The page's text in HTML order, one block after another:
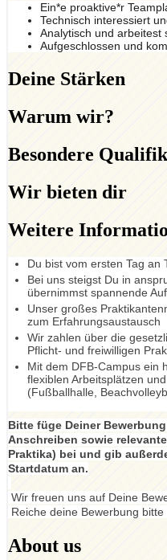
Ein*e proaktive*r
Technisch interessiert
Analytisch und arbeitest
Aufgeschlossen und
Deine Stärken
Warum wir?
Besondere
Wir bieten dir
Weitere
Du bist vom ersten Tag an
Bei uns steigst Du in
übernimmst spannende
Unser großes
zum Erfahrungsaustausch
Wir zahlen über die
Pflicht- und freiwilligen
Mit dem DFB-Campus ein
flexiblen Arbeitsplätzen
(Fußballhalle,
Bitte füge Deiner
Anschreiben sowie
Praktika) bei und gib
Startdatum an.
Wir freuen uns auf Deine
Reiche deine Bewerbung
About us